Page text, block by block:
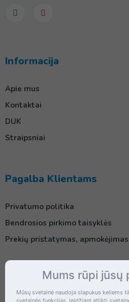
Informacija
Apie mus
Kontaktai
DUK
Straipsniai
Pagalba Klientams
Privatumo politika
Bendrosios pirkimo taisyklės
Prekių pristatymas,
KontaktaiMums rūpi jūsų
Mūsų svetainė naudoja slapukus keliems
svetainės funkcijas, leidžiant atlikti